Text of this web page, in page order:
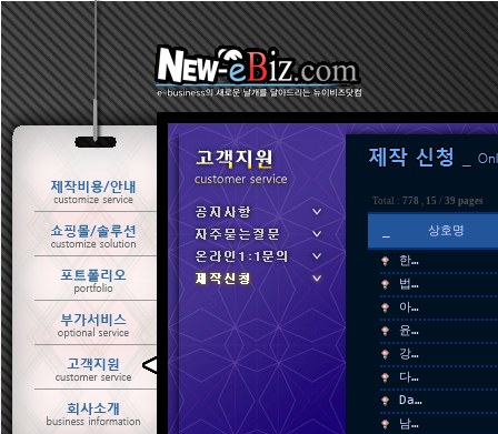
Total : 778 , 15 / 39 pages
상호명
한…
법…
아…
윤…
강…
다…
Da…
남…
ㆍ 공지사항
ㆍ 자주묻는질문
ㆍ 온라인1:1문의